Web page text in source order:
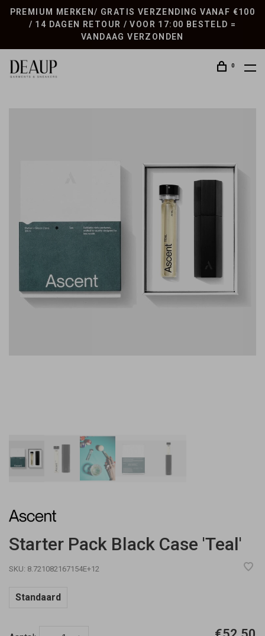
PREMIUM MERKEN/ GRATIS VERZENDING VANAF €100
/ 14 DAGEN RETOUR / VOOR 17:00 BESTELD =
VANDAAG VERZONDEN
0
Starter Pack Black Case 'Teal'
SKU: 8.721082167154E+12
Standaard